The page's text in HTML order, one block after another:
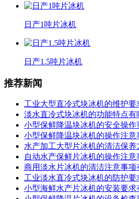
日产1吨片冰机
日产1.5吨片冰机
推荐新闻
工业大型直冷式块冰机的维护要
淡水直冷式块冰机的功能特点有
小型保鲜降温块冰机的安全操作
小型保鲜降温块冰机的操作注意
水产加工大型片冰机的清洁保养
自动水产保鲜片冰机的操作注意
商用淡水片冰机的清洁注意事项
工业淡水直冷式块冰机的防护要
小型海鲜水产片冰机的安装要求